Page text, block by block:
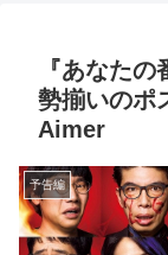
『あなた
勢揃いのポ
Aimer
予告編